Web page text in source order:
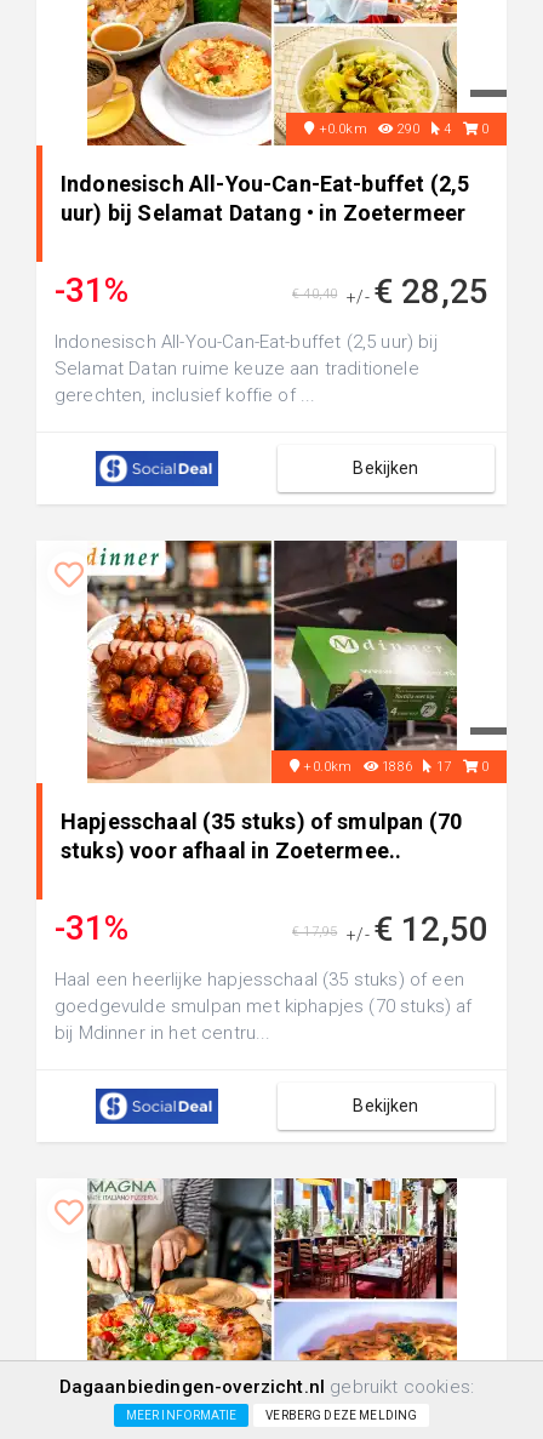
+0.0km 290 4 0
Indonesisch All-You-Can-Eat-buffet (2,5
uur) bij Selamat Datang • in Zoetermeer
-31% +/- € 28,25
€ 40,40
Indonesisch All-You-Can-Eat-buffet (2,5 uur) bij
Selamat Datan ruime keuze aan traditionele
gerechten, inclusief koffie of ...
Bekijken
+0.0km 1886 17 0
Hapjesschaal (35 stuks) of smulpan (70
stuks) voor afhaal in Zoetermee..
-31% +/- € 12,50
€ 17,95
Haal een heerlijke hapjesschaal (35 stuks) of een
goedgevulde smulpan met kiphapjes (70 stuks) af
bij Mdinner in het centru...
Bekijken
Dagaanbiedingen-overzicht.nl gebruikt cookies:
MEER INFORMATIE VERBERG DEZE MELDING